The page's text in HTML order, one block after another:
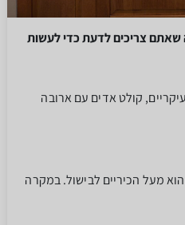
שאתם צריכים לדעת כדי לעשות
קולט אדים עם ארובה
מעל הכיריים לבישול. במקרה